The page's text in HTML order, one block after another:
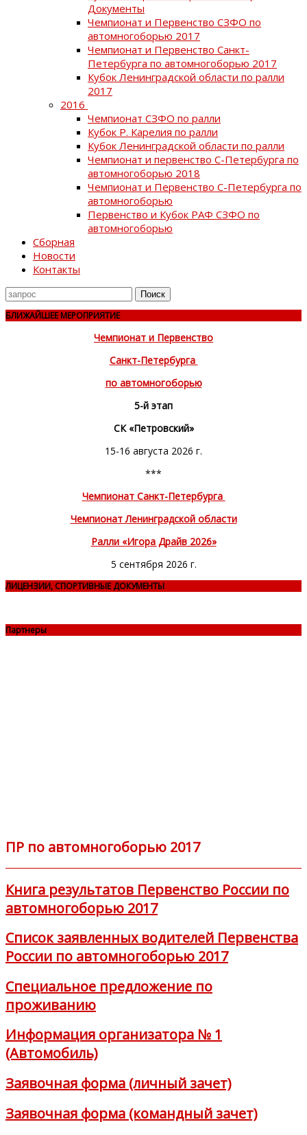
Документы
Чемпионат и Первенство СЗФО по
автомногоборью 2017
Чемпионат и Первенство Санкт-
Петербурга по автомногоборью 2017
Кубок Ленинградской области по ралли
2017
2016
Чемпионат СЗФО по ралли
Кубок Р. Карелия по ралли
Кубок Ленинградской области по ралли
Чемпионат и первенство С-Петербурга по
автомногоборью 2018
Чемпионат и Первенство С-Петербурга по
автомногоборью
Первенство и Кубок РАФ СЗФО по
автомногоборью
Сборная
Новости
Контакты
Поиск
для
БЛИЖАЙШЕЕ МЕРОПРИЯТИЕ
Чемпионат и Первенство
Санкт-Петербурга
по автомногоборью
5-й этап
СК «Петровский»
15-16 августа 2026 г.
***
Чемпионат Санкт-Петербурга
Чемпионат Ленинградской области
Ралли «Игора Драйв 2026»
5 сентября 2026 г.
ЛИЦЕНЗИИ, СПОРТИВНЫЕ ДОКУМЕНТЫ
Партнеры
ПР по автомногоборью 2017
Книга результатов Первенство России по
автомногоборью 2017
Список заявленных водителей Первенства
России по автомногоборью 2017
Специальное предложение по
проживанию
Информация организатора № 1
(Автомобиль)
Заявочная форма (личный зачет)
Заявочная форма (командный зачет)